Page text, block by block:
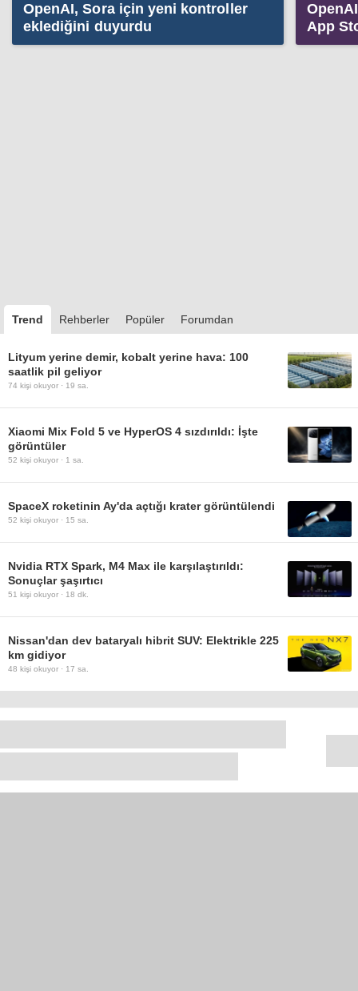
OpenAI, Sora için yeni kontroller
eklediğini duyurdu
App
Trend Rehberler Popüler Forumdan
Lityum yerine demir, kobalt yerine hava: 100
saatlik pil geliyor
74 kişi okuyor · 19 sa.
Xiaomi Mix Fold 5 ve HyperOS 4 sızdırıldı: İşte
görüntüler
52 kişi okuyor · 1 sa.
SpaceX roketinin Ay'da açtığı krater görüntülendi
52 kişi okuyor · 15 sa.
Nvidia RTX Spark, M4 Max ile karşılaştırıldı:
Sonuçlar şaşırtıcı
51 kişi okuyor · 18 dk.
Nissan'dan dev bataryalı hibrit SUV: Elektrikle 225
km gidiyor
48 kişi okuyor · 17 sa.